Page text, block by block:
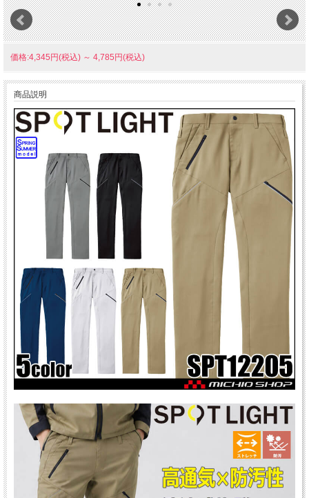
価格:4,345円(税込) ～ 4,785円(税込)
商品説明